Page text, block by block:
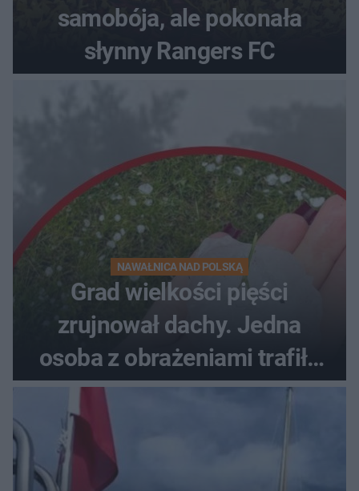
samobója, ale pokonała
słynny Rangers FC
NAWAŁNICA NAD POLSKĄ
Grad wielkości pięści
zrujnował dachy. Jedna
osoba z obrażeniami trafiła
do szpitala